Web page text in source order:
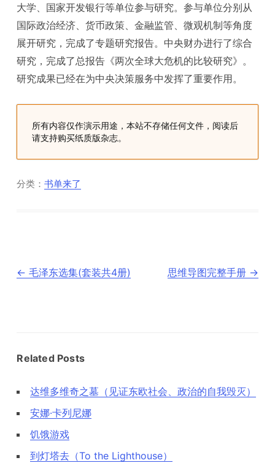
大学、国家开发银行等单位参与研究。参与单位分别从
国际政治经济、货币政策、金融监管、微观机制等角度
展开研究，完成了专题研究报告。中央财办进行了综合
研究，完成了总报告《两次全球大危机的比较研究》。
研究成果已经在为中央决策服务中发挥了重要作用。
所有内容仅作演示用途，本站不存储任何文件，阅读后
请支持购买纸质版杂志。
分类：书单来了
文
章
← 毛泽东选集(套装共4册) 思维导图完整手册 →
Related Posts
达维多维奇之墓（见证东欧社会、政治的自我毁灭）
安娜·卡列尼娜
饥饿游戏
到灯塔去（To the Lighthouse）